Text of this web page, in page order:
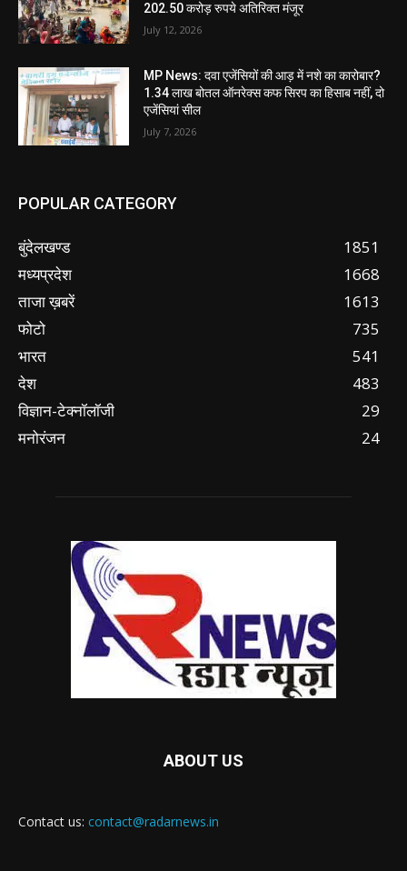
202.50 करोड़ रुपये अतिरिक्त मंजूर
July 12, 2026
MP News: दवा एजेंसियों की आड़ में नशे का कारोबार?
1.34 लाख बोतल ऑनरेक्स कफ सिरप का हिसाब नहीं, दो
एजेंसियां सील
July 7, 2026
POPULAR CATEGORY
बुंदेलखण्ड
1851
मध्यप्रदेश
1668
ताजा ख़बरें
1613
फोटो
735
भारत
541
देश
483
विज्ञान-टेक्नॉलॉजी
29
मनोरंजन
24
ABOUT US
Contact us: contact@radarnews.in